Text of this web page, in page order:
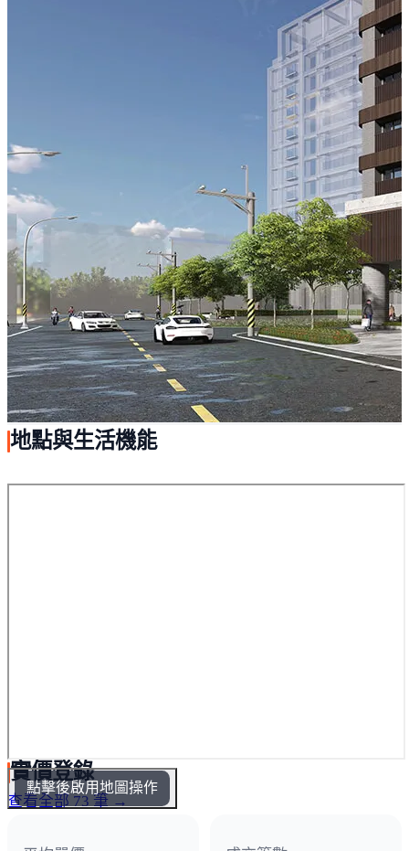
地點與生活機能
點擊後啟用地圖操作
實價登錄
查看全部 73 筆 →